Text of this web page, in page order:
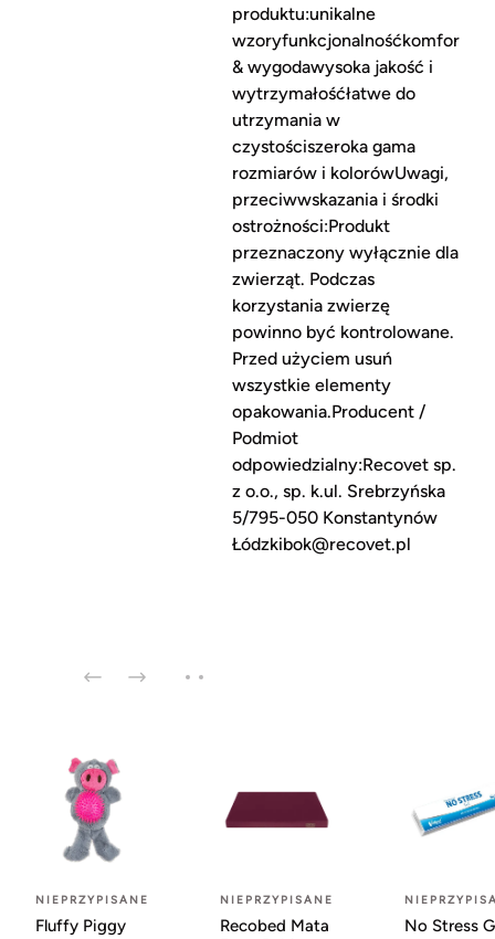
produktu:unikalne
wzoryfunkcjonalnośćkomfort
& wygodawysoka jakość i
wytrzymałośćłatwe do
utrzymania w
czystościszeroka gama
rozmiarów i kolorówUwagi,
przeciwwskazania i środki
ostrożności:Produkt
przeznaczony wyłącznie dla
zwierząt. Podczas
korzystania zwierzę
powinno być kontrolowane.
Przed użyciem usuń
wszystkie elementy
opakowania.Producent /
Podmiot
odpowiedzialny:Recovet sp.
z o.o., sp. k.ul. Srebrzyńska
5/795-050 Konstantynów
Łódzkibok@recovet.pl
NIEPRZYPISANE
Fluffy Piggy
NIEPRZYPISANE
Recobed Mata
No Stress